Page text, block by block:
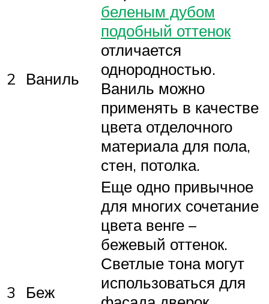
2 Ваниль
беленым дубом
подобный оттенок
отличается
однородностью.
Ваниль можно
применять в качестве
цвета отделочного
материала для пола,
стен, потолка.
3 Беж
Еще одно привычное
для многих сочетание
цвета венге –
бежевый оттенок.
Светлые тона могут
использоваться для